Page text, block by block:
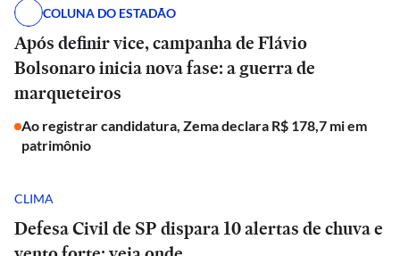
COLUNA DO ESTADÃO
Após definir vice, campanha de Flávio
Bolsonaro inicia nova fase: a guerra de
marqueteiros
Ao registrar candidatura, Zema declara R$ 178,7 mi em
patrimônio
CLIMA
Defesa Civil de SP dispara 10 alertas de chuva e